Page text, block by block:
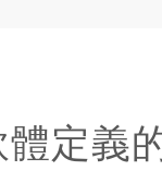
定義